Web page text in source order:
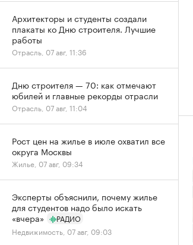
Архитекторы и студенты создали
плакаты ко Дню строителя. Лучшие
работы
Отрасль, 07 авг, 11:36
Дню строителя — 70: как отмечают
юбилей и главные рекорды отрасли
Отрасль, 07 авг, 11:04
Рост цен на жилье в июле охватил все
округа Москвы
Жилье, 07 авг, 09:34
Эксперты объяснили, почему жилье
для студентов надо было искать
«вчера»
РАДИО
Недвижимость, 07 авг, 09:03